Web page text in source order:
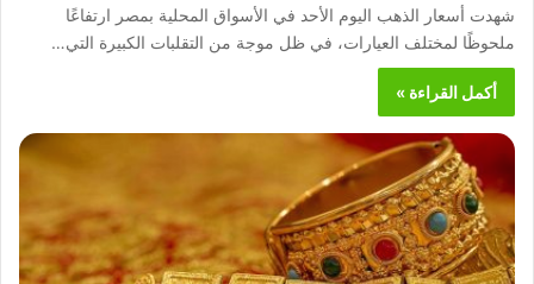
شهدت أسعار الذهب اليوم الأحد في الأسواق المحلية بمصر ارتفاعًا
ملحوظًا لمختلف العيارات، في ظل موجة من التقلبات الكبيرة التي…
أكمل القراءة »